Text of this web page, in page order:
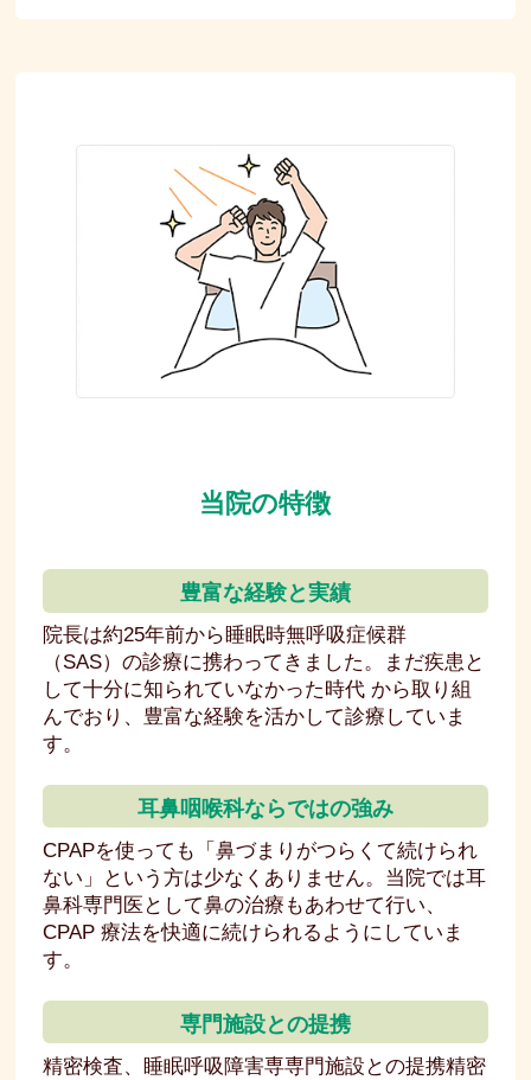
当院の特徴
豊富な経験と実績
院長は約25年前から睡眠時無呼吸症候群
（SAS）の診療に携わってきました。まだ疾患と
して十分に知られていなかった時代 から取り組
んでおり、豊富な経験を活かして診療していま
す。
耳鼻咽喉科ならではの強み
CPAPを使っても「鼻づまりがつらくて続けられ
ない」という方は少なくありません。当院では耳
鼻科専門医として鼻の治療もあわせて行い、
CPAP 療法を快適に続けられるようにしていま
す。
専門施設との提携
精密検査、睡眠呼吸障害専専門施設との提携精密